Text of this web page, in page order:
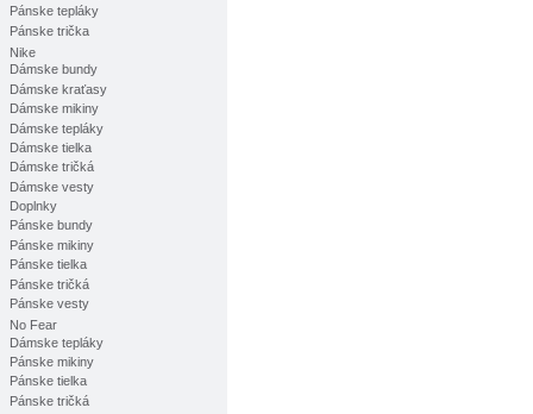
Pánske tepláky
Pánske trička
Nike
Dámske bundy
Dámske kraťasy
Dámske mikiny
Dámske tepláky
Dámske tielka
Dámske tričká
Dámske vesty
Doplnky
Pánske bundy
Pánske mikiny
Pánske tielka
Pánske tričká
Pánske vesty
No Fear
Dámske tepláky
Pánske mikiny
Pánske tielka
Pánske tričká